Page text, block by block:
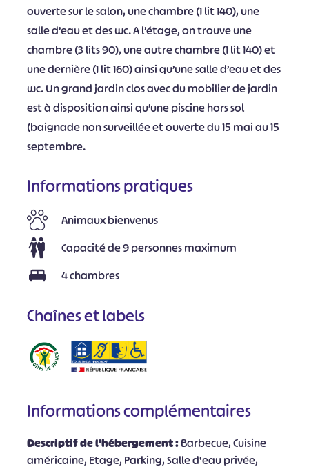
ouverte sur le salon, une chambre (1 lit 140), une
salle d’eau et des wc. A l’étage, on trouve une
chambre (3 lits 90), une autre chambre (1 lit 140) et
une dernière (1 lit 160) ainsi qu’une salle d’eau et des
wc. Un grand jardin clos avec du mobilier de jardin
est à disposition ainsi qu’une piscine hors sol
(baignade non surveillée et ouverte du 15 mai au 15
septembre.
Informations pratiques
Animaux bienvenus
Capacité de 9 personnes maximum
4 chambres
Chaînes et labels
Informations complémentaires
Descriptif de l'hébergement :Barbecue, Cuisine
américaine, Etage, Parking, Salle d'eau privée,